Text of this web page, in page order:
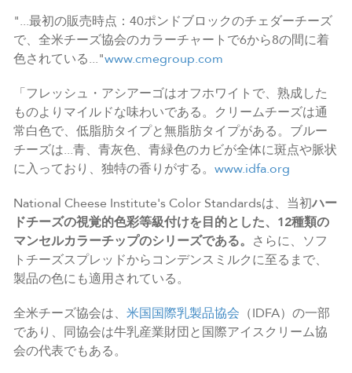
"...最初の販売時点：40ポンドブロックのチェダーチーズ
で、全米チーズ協会のカラーチャートで6から8の間に着
色されている..."www.cmegroup.com
「フレッシュ・アシアーゴはオフホワイトで、熟成した
ものよりマイルドな味わいである。クリームチーズは通
常白色で、低脂肪タイプと無脂肪タイプがある。ブルー
チーズは...青、青灰色、青緑色のカビが全体に斑点や脈状
に入っており、独特の香りがする。 www.idfa.org
National Cheese Institute's Color Standardsは、当初ハー
ドチーズの視覚的色彩等級付けを目的とした、12種類の
マンセルカラーチップのシリーズである。 さらに、ソフ
トチーズスプレッドからコンデンスミルクに至るまで、
製品の色にも適用されている。
全米チーズ協会は、 米国国際乳製品協会 （IDFA）の一部
であり、同協会は牛乳産業財団と国際アイスクリーム協
会の代表でもある。